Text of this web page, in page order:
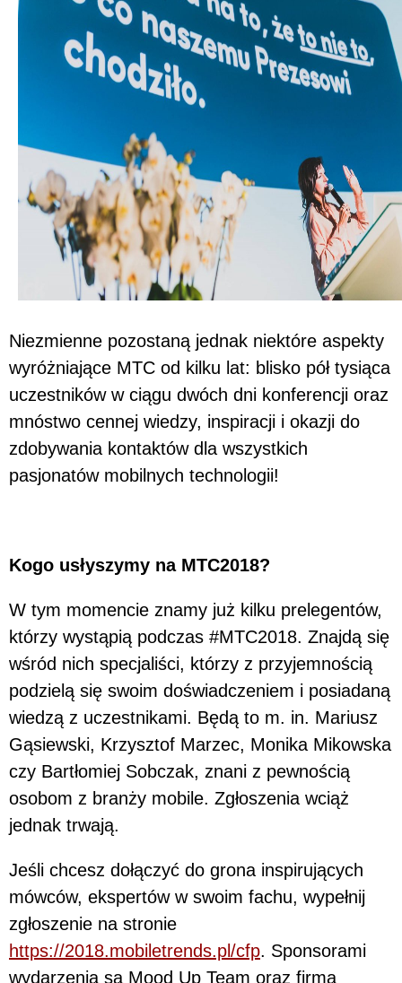
Niezmienne pozostaną jednak niektóre aspekty
wyróżniające MTC od kilku lat: blisko pół tysiąca
uczestników w ciągu dwóch dni konferencji oraz
mnóstwo cennej wiedzy, inspiracji i okazji do
zdobywania kontaktów dla wszystkich
pasjonatów mobilnych technologii!
Kogo usłyszymy na MTC2018?
W tym momencie znamy już kilku prelegentów,
którzy wystąpią podczas #MTC2018. Znajdą się
wśród nich specjaliści, którzy z przyjemnością
podzielą się swoim doświadczeniem i posiadaną
wiedzą z uczestnikami. Będą to m. in. Mariusz
Gąsiewski, Krzysztof Marzec, Monika Mikowska
czy Bartłomiej Sobczak, znani z pewnością
osobom z branży mobile. Zgłoszenia wciąż
jednak trwają.
Jeśli chcesz dołączyć do grona inspirujących
mówców, ekspertów w swoim fachu, wypełnij
zgłoszenie na stronie
https://2018.mobiletrends.pl/cfp. Sponsorami
wydarzenia są Mood Up Team oraz firma